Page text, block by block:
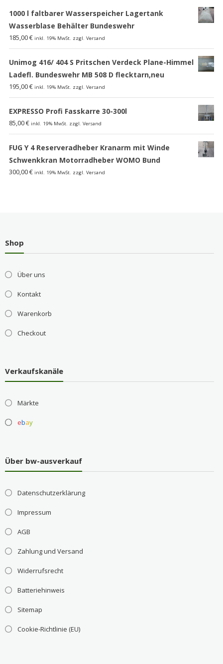
1000 l faltbarer Wasserspeicher Lagertank
Wasserblase Behälter Bundeswehr
185,00€ inkl. 19% MwSt. zzgl. Versand
Unimog 416/ 404 S Pritschen Verdeck Plane-Himmel
Ladefl. Bundeswehr MB 508 D flecktarn,neu
195,00€ inkl. 19% MwSt. zzgl. Versand
EXPRESSO Profi Fasskarre 30-300l
85,00€ inkl. 19% MwSt. zzgl. Versand
FUG Y 4 Reserveradheber Kranarm mit Winde
Schwenkkran Motorradheber WOMO Bund
300,00€ inkl. 19% MwSt. zzgl. Versand
Shop
Über uns
Kontakt
Warenkorb
Checkout
Verkaufskanäle
Märkte
ebay
Über bw-ausverkauf
Datenschutzerklärung
Impressum
AGB
Zahlung und Versand
Widerrufsrecht
Batteriehinweis
Sitemap
Cookie-Richtlinie (EU)